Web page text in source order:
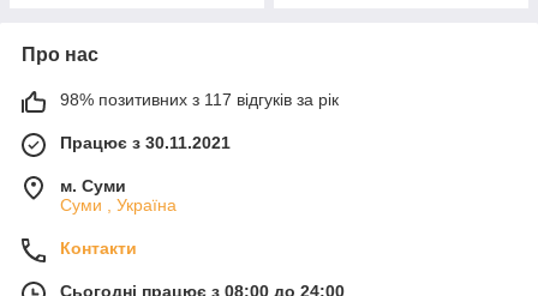
Про нас
98% позитивних з 117 відгуків за рік
Працює з 30.11.2021
м. Суми
Суми , Україна
Контакти
Сьогодні працює з 08:00 до 24:00